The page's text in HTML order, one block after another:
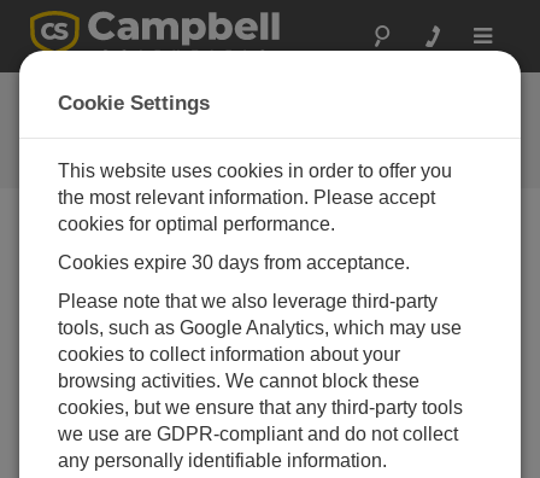
Toggle
よくある質問
当社の製品とソリューションに関
するよくある質問
LoggerNet がデータロガーと通信できるよう
にするには、ファイアウォールでどの TCP
ポートを開く必要がありますか?
一部の構成では、サーバは特定のポートでソケッ
トを開き、クライアントからのデータ要求をリッ
スンします。デフォルトではポートは 6789 です
が、IPPort コマンドライン パラメータを使用して
変更できます。
Cookie Settings
This website uses cookies in order to offer you
the most relevant information. Please accept
cookies for optimal performance.
Cookies expire 30 days from acceptance.
Please note that we also leverage third-party
tools, such as Google Analytics, which may use
cookies to collect information about your
browsing activities. We cannot block these
cookies, but we ensure that any third-party tools
we use are GDPR-compliant and do not collect
any personally identifiable information.